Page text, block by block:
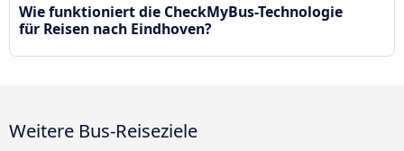
Wie funktioniert die CheckMyBus-Technologie
für Reisen nach Eindhoven?
Weitere Bus-Reiseziele